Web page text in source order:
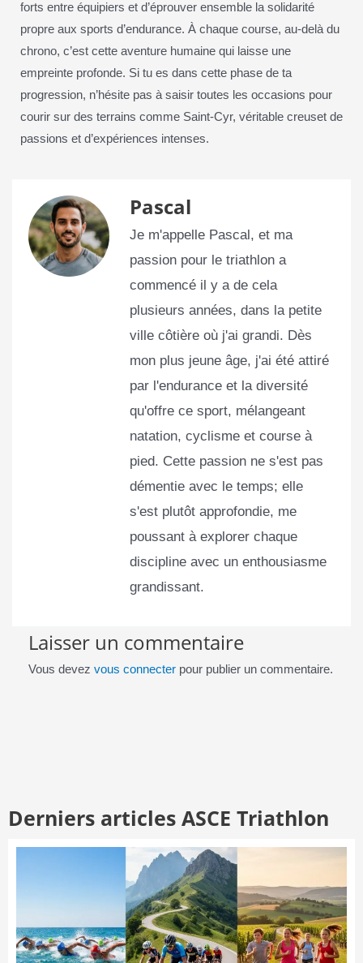
forts entre équipiers et d’éprouver ensemble la solidarité
propre aux sports d’endurance. À chaque course, au-delà du
chrono, c’est cette aventure humaine qui laisse une
empreinte profonde. Si tu es dans cette phase de ta
progression, n’hésite pas à saisir toutes les occasions pour
courir sur des terrains comme Saint-Cyr, véritable creuset de
passions et d’expériences intenses.
Pascal
Je m'appelle Pascal, et ma
passion pour le triathlon a
commencé il y a de cela
plusieurs années, dans la petite
ville côtière où j'ai grandi. Dès
mon plus jeune âge, j'ai été attiré
par l'endurance et la diversité
qu'offre ce sport, mélangeant
natation, cyclisme et course à
pied. Cette passion ne s'est pas
démentie avec le temps; elle
s'est plutôt approfondie, me
poussant à explorer chaque
discipline avec un enthousiasme
grandissant.
Laisser un commentaire
Vous devez vous connecterpour publier un commentaire.
Derniers articles ASCE Triathlon